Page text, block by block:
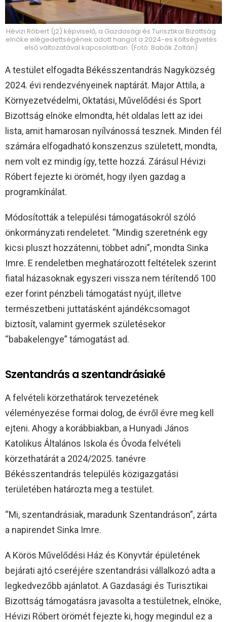
Hévizi Róbert (j2) képviselő, a Gazdasági és Turisztikai Bizottság
elnöke elégedettségének adott hangot a 2024-es költségvetés
első változatával kapcsolatban. (Fotó: Babák Zoltán)
A testület elfogadta Békésszentandrás Nagyközség
2024. évi rendezvényeinek naptárát. Major Attila, a
Környezetvédelmi, Oktatási, Művelődési és Sport
Bizottság elnöke elmondta, hét oldalas lett az idei
lista, amit hamarosan nyílvánossá tesznek. Minden fél
számára elfogadható konszenzus született, mondta,
nem volt ez mindig így, tette hozzá. Zárásul Hévizi
Róbert fejezte ki örömét, hogy ilyen gazdag a
programkínálat.
Módosították a települési támogatásokról szóló
önkormányzati rendeletet. “Mindig szeretnénk egy
kicsi pluszt hozzátenni, többet adni”, mondta Sinka
Imre. E rendeletben meghatározott feltételek szerint
fiatal házasoknak egyszeri vissza nem térítendő 100
ezer forint pénzbeli támogatást nyújt, illetve
természetbeni juttatásként ajándékcsomagot
biztosít, valamint gyermek születésekor
“babakelengye” támogatást ad.
Szentandrás a szentandrásiaké
A felvételi körzethatárok tervezetének
véleményezése formai dolog, de évről évre meg kell
ejteni. Ahogy a korábbiakban, a Hunyadi János
Katolikus Általános Iskola és Óvoda felvételi
körzethatárát a 2024/2025. tanévre
Békésszentandrás település közigazgatási
területében határozta meg a testület.
“Mi, szentandrásiak, maradunk Szentandráson”, zárta
a napirendet Sinka Imre.
A Körös Művelődési Ház és Könyvtár épületének
bejárati ajtó cseréjére szentandrási vállalkozó adta a
legkedvezőbb ajánlatot. A Gazdasági és Turisztikai
Bizottság támogatásra javasolta a testületnek, elnöke,
Hévizi Róbert örömét fejezte ki, hogy megindul ez a